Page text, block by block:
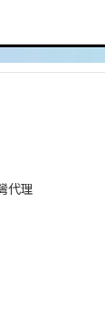
代理